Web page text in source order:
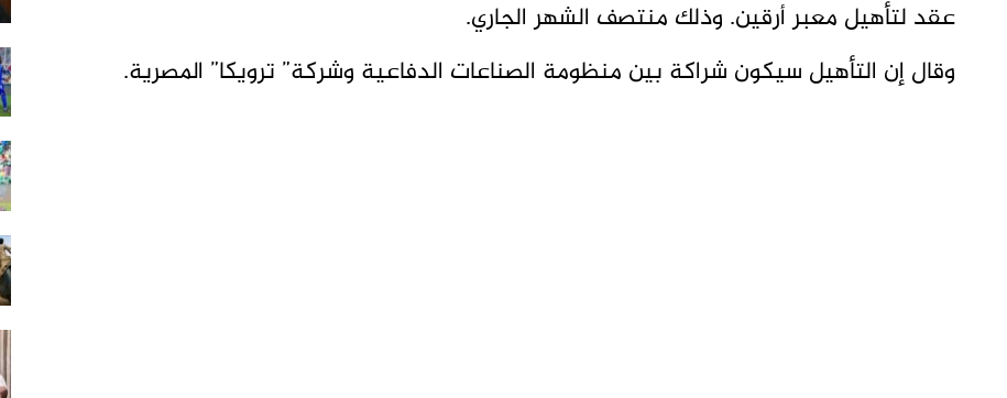
عقد لتأهيل معبر أرقين. وذلك منتصف الشهر الجاري.
وقال إن التأهيل سيكون شراكة بين منظومة الصناعات الدفاعية وشركة” ترويكا” المصرية.